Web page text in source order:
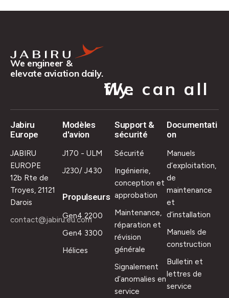
We engineer &
elevate aviation daily.
We can all fly.
Jabiru
Europe
JABIRU
EUROPE
12b Rte de
Troyes, 21121
Darois
contact@jabiru.eu.com
Modèles
d'avion
J170 - ULM
J230/ J430
Propulseurs
Gen4 2200
Gen4 3300
Hélices
Support &
sécurité
Sécurité
Ingénierie,
conception et
approbation
Maintenance,
réparation et
révision
générale
Signalement
d’anomalies en
service
Documentati
on
Manuels
d’exploitation,
de
maintenance
et
d’installation
Manuels de
construction
Bulletin et
lettres de
service